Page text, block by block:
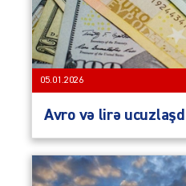
05.01.2026
Avro və lirə